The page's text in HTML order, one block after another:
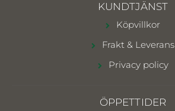
KUNDTJÄNST
Köpvillkor
Frakt & Leverans
Privacy policy
ÖPPETTIDER